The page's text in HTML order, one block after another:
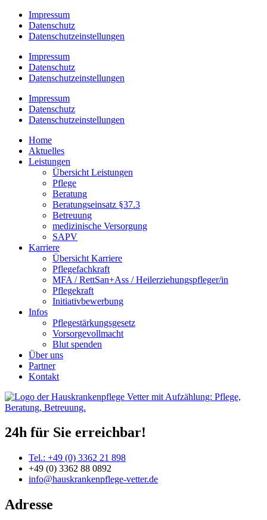
Impressum
Datenschutz
Datenschutzeinstellungen
Impressum
Datenschutz
Datenschutzeinstellungen
Impressum
Datenschutz
Datenschutzeinstellungen
Home
Aktuelles
Leistungen
Übersicht Leistungen
Pflege
Beratung
Beratungseinsatz §37.3
Betreuung
medizinische Versorgung
SAPV
Karriere
Übersicht Karriere
Pflegefachkraft
MFA / RettSan+Ass / Heilerziehungspfleger/in
Pflegekraft
Initiativbewerbung
Infos
Pflegestärkungsgesetz
Vorsorgevollmacht
Blut spenden
Über uns
Partner
Kontakt
24h für Sie erreichbar!
Tel.: +49 (0) 3362 21 898
+49 (0) 3362 88 0892
info@hauskrankenpflege-vetter.de
Adresse